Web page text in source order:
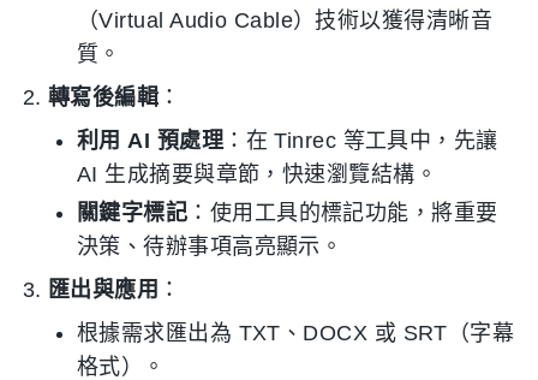
（Virtual Audio Cable）技術以獲得清晰音
質。
轉寫後編輯 ：
利用 AI 預處理 ：在 Tinrec 等工具中，先讓
AI 生成摘要與章節，快速瀏覽結構。
關鍵字標記 ：使用工具的標記功能，將重要
決策、待辦事項高亮顯示。
匯出與應用 ：
根據需求匯出為 TXT、DOCX 或 SRT（字幕
格式）。